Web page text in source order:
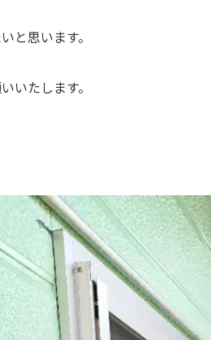
と思います。
いたします。